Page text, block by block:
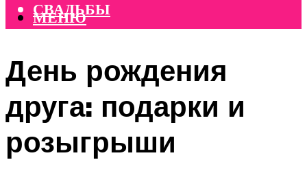
СВАДЬБЫ
МЕНЮ
День рождения
друга: подарки и
розыгрыши